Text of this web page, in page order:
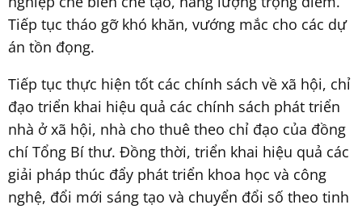
Tiếp tục tháo gỡ khó khăn, vướng mắc cho các dự
án tồn đọng.
Tiếp tục thực hiện tốt các chính sách về xã hội, chỉ
đạo triển khai hiệu quả các chính sách phát triển
nhà ở xã hội, nhà cho thuê theo chỉ đạo của đồng
chí Tổng Bí thư. Đồng thời, triển khai hiệu quả các
giải pháp thúc đẩy phát triển khoa học và công
nghệ, đổi mới sáng tạo và chuyển đổi số theo tinh